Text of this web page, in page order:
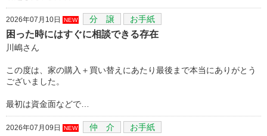
2026年07月10日 NEW 分 譲 お手紙
困った時にはすぐに相談できる存在
川嶋さん
この度は、家の購入＋買い替えにあたり最後まで本当にありがとう
ございました。
最初は資金面などで…
2026年07月09日 NEW 仲 介 お手紙